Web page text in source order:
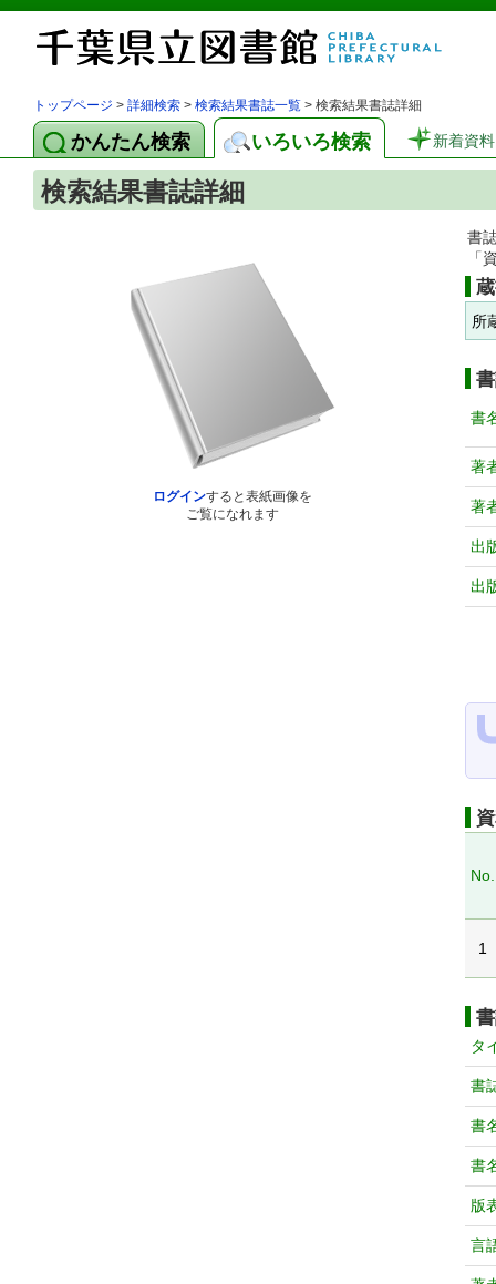
トップページ > 詳細検索 > 検索結果書誌一覧 > 検索結果書誌詳細
かんたん検索 いろいろ検索 新着資料
検索結果書誌詳細
ログインすると表紙画像を
ご覧になれます
書
「
所
書
著
著
出
出
No.
1
タ
書
書
書
版
言